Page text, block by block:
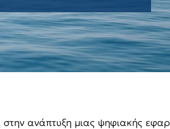
ανάπτυξη μιας ψηφιακής